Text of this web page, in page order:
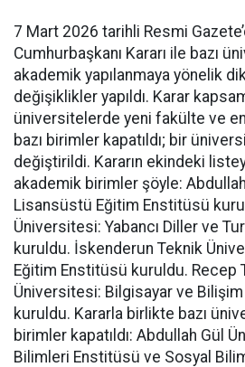
7 Mart 2026 tarihli Resmi
Cumhurbaşkanı Kararı ile bazı
akademik yapılanmaya yönelik
değişiklikler yapıldı. Karar
üniversitelerde yeni fakülte ve
bazı birimler kapatıldı; bir
değiştirildi. Kararın ekindeki
akademik birimler şöyle:
Lisansüstü Eğitim Enstitüsü
Üniversitesi: Yabancı Diller ve
kuruldu. İskenderun Teknik
Eğitim Enstitüsü kuruldu. Recep
Üniversitesi: Bilgisayar ve
kuruldu. Kararla birlikte bazı
birimler kapatıldı: Abdullah Gül
Bilimleri Enstitüsü ve Sosyal